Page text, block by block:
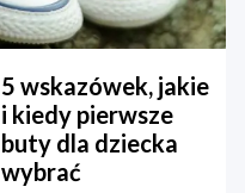
5 wskazówek, jakie
i kiedy pierwsze
buty dla dziecka
wybrać